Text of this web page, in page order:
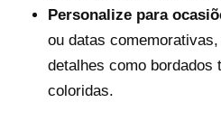
Personalize para
ou datas
detalhes como bordados
coloridas.